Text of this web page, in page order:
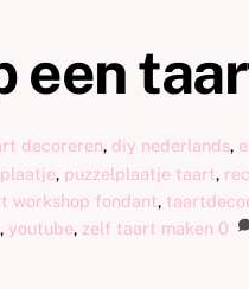
een
decoreren, diy nederlands,
, puzzelplaatje taart,
workshop fondant,
, youtube, zelf taart maken 0